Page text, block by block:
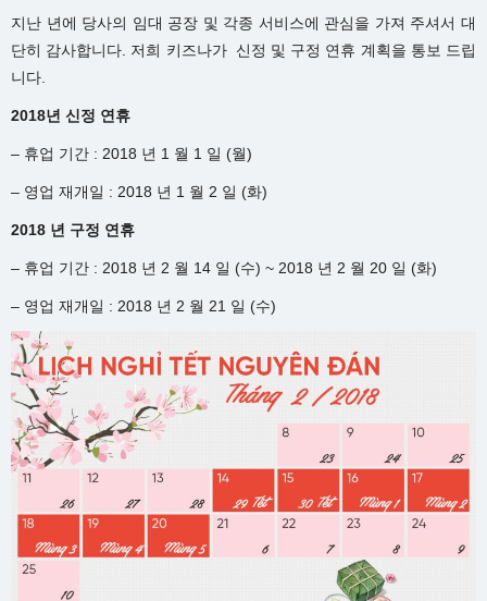
지난 년에 당사의 임대 공장 및 각종 서비스에 관심을 가져 주셔서 대
단히 감사합니다. 저희 키즈나가 신정 및 구정 연휴 계획을 통보 드립
니다.
2018년 신정 연휴
– 휴업 기간 : 2018 년 1 월 1 일 (월)
– 영업 재개일 : 2018 년 1 월 2 일 (화)
2018 년 구정 연휴
– 휴업 기간 : 2018 년 2 월 14 일 (수) ~ 2018 년 2 월 20 일 (화)
– 영업 재개일 : 2018 년 2 월 21 일 (수)